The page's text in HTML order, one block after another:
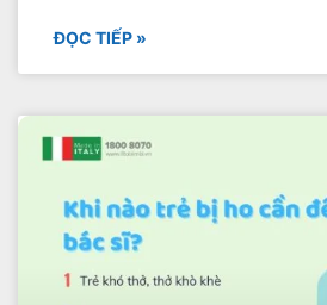
ĐỌC TIẾP »